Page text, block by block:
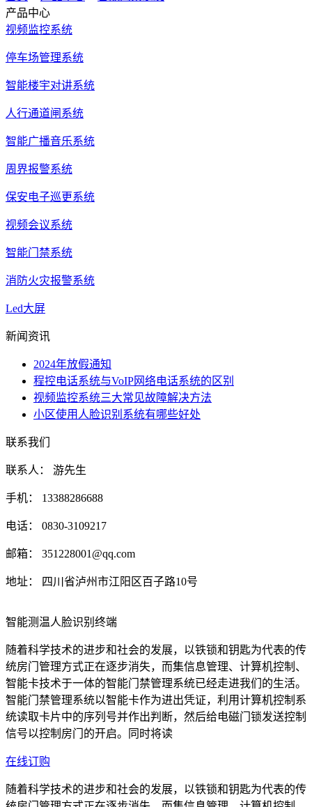
产品中心
视频监控系统
停车场管理系统
智能楼宇对讲系统
人行通道闸系统
智能广播音乐系统
周界报警系统
保安电子巡更系统
视频会议系统
智能门禁系统
消防火灾报警系统
Led大屏
新闻资讯
2024年放假通知
程控电话系统与VoIP网络电话系统的区别
视频监控系统三大常见故障解决方法
小区使用人脸识别系统有哪些好处
联系我们
联系人： 游先生
手机： 13388286688
电话： 0830-3109217
邮箱： 351228001@qq.com
地址： 四川省泸州市江阳区百子路10号
智能测温人脸识别终端
随着科学技术的进步和社会的发展，以铁锁和钥匙为代表的传
统房门管理方式正在逐步消失，而集信息管理、计算机控制、
智能卡技术于一体的智能门禁管理系统已经走进我们的生活。
智能门禁管理系统以智能卡作为进出凭证，利用计算机控制系
统读取卡片中的序列号并作出判断，然后给电磁门锁发送控制
信号以控制房门的开启。同时将读
在线订购
随着科学技术的进步和社会的发展，以铁锁和钥匙为代表的传